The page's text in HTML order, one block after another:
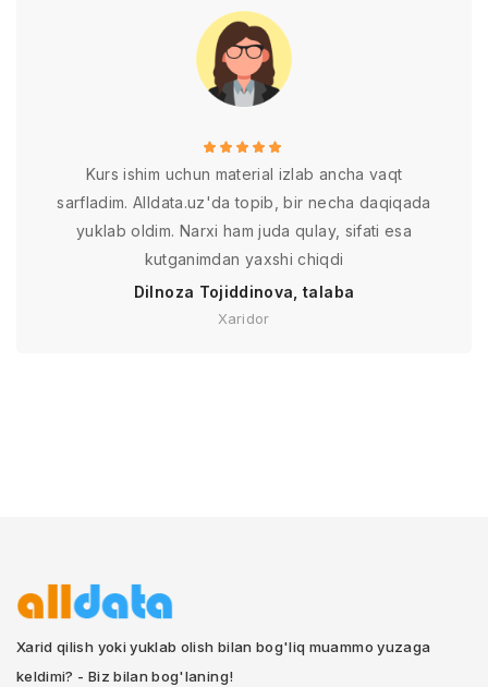
Kurs ishim uchun material izlab ancha vaqt
sarfladim. Alldata.uz'da topib, bir necha daqiqada
yuklab oldim. Narxi ham juda qulay, sifati esa
kutganimdan yaxshi chiqdi
Dilnoza Tojiddinova, talaba
Xaridor
Xarid qilish yoki yuklab olish bilan bog'liq muammo yuzaga
keldimi? - Biz bilan bog'laning!